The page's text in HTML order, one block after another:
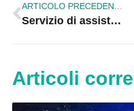
Servizio di assistenza domiciliare a Corigliano-Rossano: aperte le candidature per OSS, OSA e Assistenti Domiciliari
Articoli